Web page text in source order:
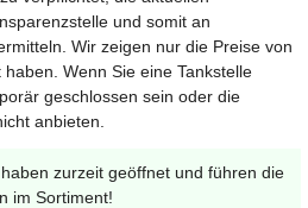
und somit an
Wir zeigen nur die Preise von
Wenn Sie eine Tankstelle
geschlossen sein oder die
anbieten.
zurzeit geöffnet und führen die
im Sortiment!